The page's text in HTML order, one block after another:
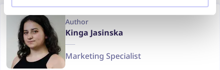
Author
Kinga Jasinska
Marketing Specialist